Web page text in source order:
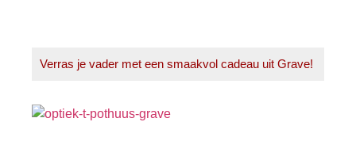
Verras je vader met een smaakvol cadeau uit Grave!